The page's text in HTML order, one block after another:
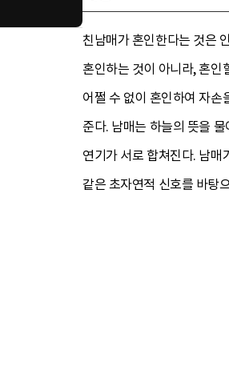
친남매가 혼인한다는 것은
혼인하는 것이 아니라, 혼인
어쩔 수 없이 혼인하여 자손
준다. 남매는 하늘의 뜻을
연기가 서로 합쳐진다. 남매
같은 초자연적 신호를 바탕